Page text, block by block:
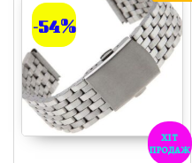
-54%
хіт
продаж